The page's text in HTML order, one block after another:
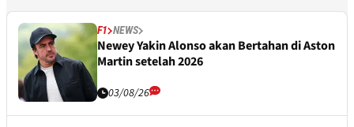
F1 NEWS
Newey Yakin Alonso akan Bertahan di Aston
Martin setelah 2026
03/08/26